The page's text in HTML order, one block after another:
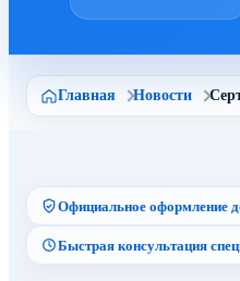
Главная Новости
Официальное оформление
Быстрая консультация